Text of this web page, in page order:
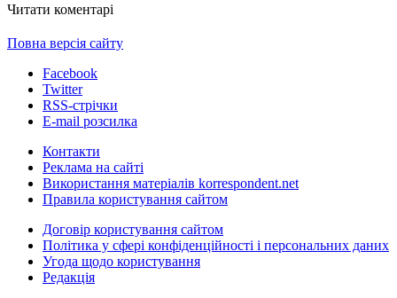
Читати коментарі
Повна версія сайту
Facebook
Twitter
RSS-стрічки
E-mail розсилка
Контакти
Реклама на сайті
Використання матеріалів korrespondent.net
Правила користування сайтом
Договір користування сайтом
Політика у сфері конфіденційності і персональних даних
Угода щодо користування
Редакція